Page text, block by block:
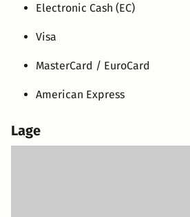
Electronic Cash (EC)
Visa
MasterCard / EuroCard
American Express
Lage